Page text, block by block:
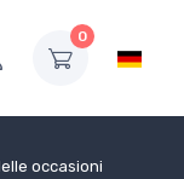
0
occasioni